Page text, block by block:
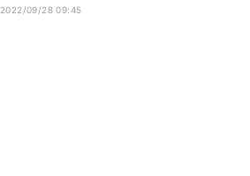
2022/09/28 09:45